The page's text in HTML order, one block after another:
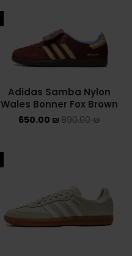
JORDAN KIDS
NEW BALANCE KIDS
NIKE DUNK KIDS
YEEZY KIDS
NIKE AIR FORCE 1 SHADOW
NIKE AIR MAX
Adidas Samba Nylon
Wales Bonner Fox Brown
890.00₪
650.00 ₪